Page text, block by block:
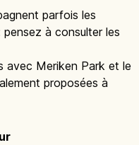
parfois les
à consulter les
avec Meriken Park et le
proposées à